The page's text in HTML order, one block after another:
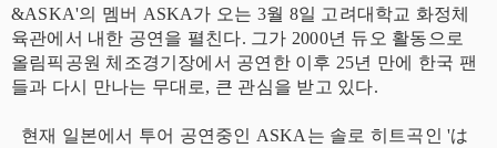
&ASKA'의 멤버 ASKA가 오는 3월 8일 고려대학교 화정체
육관에서 내한 공연을 펼친다. 그가 2000년 듀오 활동으로
올림픽공원 체조경기장에서 공연한 이후 25년 만에 한국 팬
들과 다시 만나는 무대로, 큰 관심을 받고 있다.
현재 일본에서 투어 공연중인 ASKA는 솔로 히트곡인 'は